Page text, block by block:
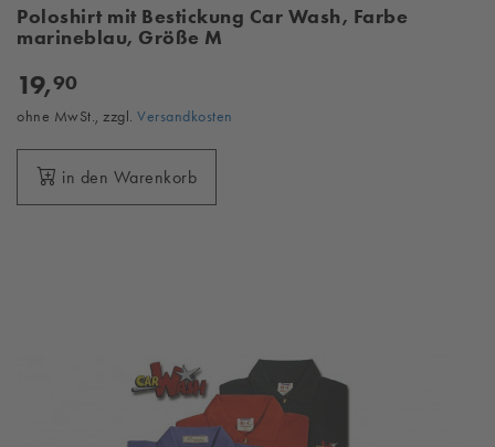
Poloshirt mit Bestickung Car Wash, Farbe
marineblau, Größe M
19,90
ohne MwSt., zzgl. Versandkosten
in den Warenkorb